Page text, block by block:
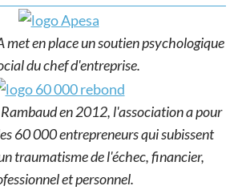
met en place un soutien psychologique
du chef d'entreprise.
en 2012, l'association a pour
60 000 entrepreneurs qui subissent
traumatisme de l'échec, financier,
et personnel.